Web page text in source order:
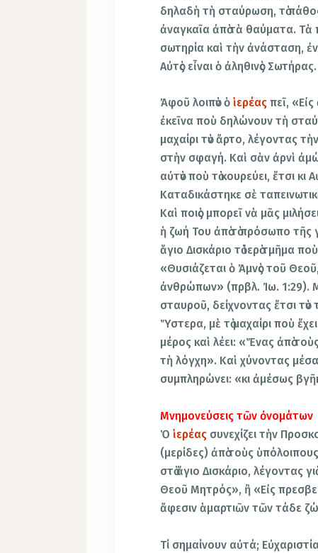
δηλαδὴ τὴ σταύρωση, τὸ
ἀναγκαῖα ἀπὸ τὰ θαύματα.
σωτηρία καὶ τὴν ἀνάσταση,
Αὐτὸς εἶναι ὁ ἀληθινὸς Σωτήρας.
Ἀφοῦ λοιπὸν ὁἱερέας πεῖ,
ἐκεῖνα ποὺ δηλώνουν τὴ
μαχαίρι τὸν ἄρτο, λέγοντας
στὴν σφαγή. Καὶ σὰν ἀρνὶ
αὐτὸν ποὺ τὸ κουρεύει, ἔτσι κι
Καταδικάστηκε σὲ
Καὶ ποιὸς μπορεῖ νὰ μᾶς
ἡ ζωή Του ἀπὸ τὸ πρόσωπο
ἅγιο Δισκάριο τὸ ἱερὸ τμῆμα
«Θυσιάζεται ὁ Ἀμνὸς τοῦ
ἀνθρώπων» (πρβλ. Ἰω. 1:29).
σταυροῦ, δείχνοντας ἔτσι
Ὕστερα, μὲ τὸ μαχαίρι ποὺ
μέρος καὶ λέει: «Ἕνας ἀπὸ
τὴ λόγχη». Καὶ χύνοντας
συμπληρώνει: «κι ἀμέσως
Μνημονεύσεις τῶν ὀνομάτων
Ὁἱερέας συνεχίζει τὴν
(μερίδες) ἀπὸ τοὺς
στὸ ἅγιο Δισκάριο, λέγοντας
Θεοῦ Μητρός», ἢ «Εἰς
ἄφεσιν ἁμαρτιῶν τῶν τάδε
Τί σημαίνουν αὐτά;